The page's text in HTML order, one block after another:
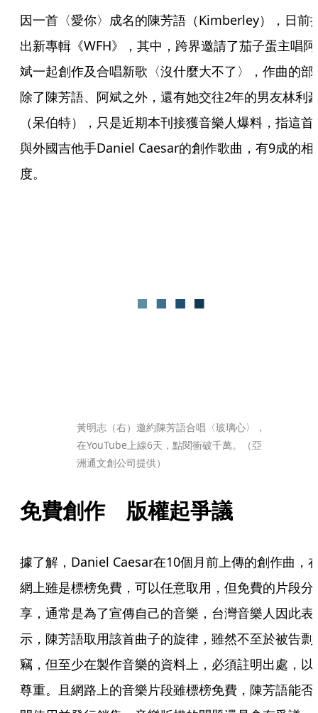
因一首〈愛你〉成名的陳芳語（Kimberley），日前
出新專輯《WFH》，其中，跨界邀請了茄子蛋主唱阿
斌一起創作及合唱新歌〈沒什麼大不了〉，作曲的部
除了陳芳語、阿斌之外，還有她交往2年的男友林利
（呆伯特），只是近期本刊接獲音樂人爆料，指這首
與外國吉他手Daniel Caesar的創作歌曲，有9成的相
度。
黃明志（右）邀約陳芳語合唱〈玻璃心〉，
在YouTube上線6天，點閱衝破千萬。（亞
洲通文創公司提供）
免費創作　版權起爭議
據了解，Daniel Caesar在10個月前上傳的創作曲，
網上雖是標榜免費，可以任意取用，但免費的片段分
享，通常是為了宣傳自己的音樂，台灣音樂人因此表
示，陳芳語取用該首曲子的旋律，雖然不至於被告剽
竊，但至少在製作音樂的資料上，必須註明出處，以
尊重。且網路上的音樂片段雖標榜免費，陳芳語能否